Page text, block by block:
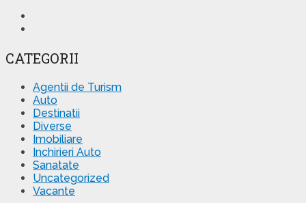
CATEGORII
Agentii de Turism
Auto
Destinatii
Diverse
Imobiliare
Inchirieri Auto
Sanatate
Uncategorized
Vacante